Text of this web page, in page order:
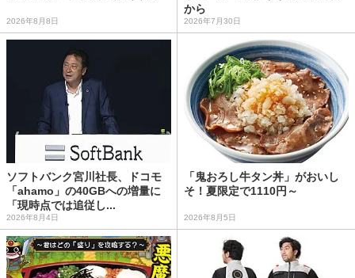
2026年8月8日
から
2026年7月30日
ソフトバンク宮川社長、ドコモ
「ahamo」の40GBへの増量に
「現時点では追従し...
2026年8月4日
「鬼おろし牛タン丼」がおいし
そ！夏限定で1110円～
2026年8月5日